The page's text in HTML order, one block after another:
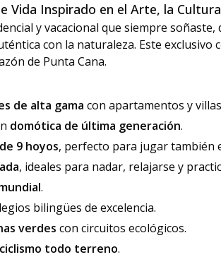
Vida Inspirado en el Arte, la
y vacacional que siempre
con la naturaleza. Este exclusivo
de Punta Cana.
de alta gama con apartamentos y
domótica de última generación.
9 hoyos, perfecto para jugar también
, ideales para nadar, relajarse y
.
bilingües de excelencia.
verdes con circuitos ecológicos.
todo terreno.